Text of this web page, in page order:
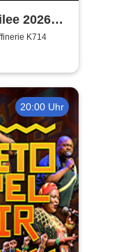
2026
K714
20:00 Uhr